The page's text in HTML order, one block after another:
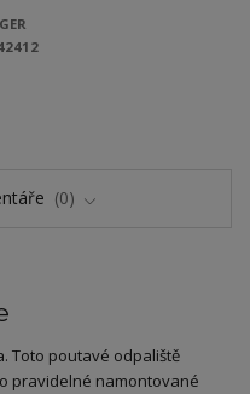
0
Toto poutavé odpaliště
pravidelné namontované